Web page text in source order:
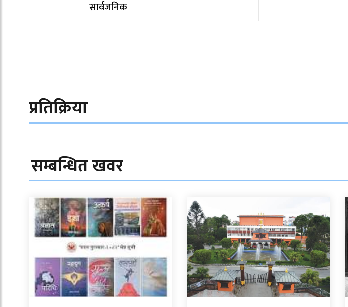
सार्वजनिक
प्रतिक्रिया
सम्बन्धित खवर